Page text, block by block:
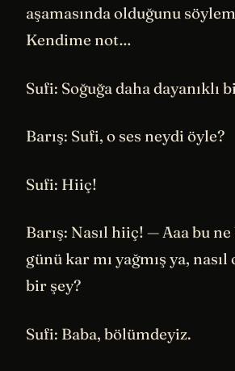
aşamasında olduğunu
Kendime not…
Sufi: Soğuğa daha dayanıklı
Barış: Sufi, o ses neydi öyle?
Sufi: Hiiç!
Barış: Nasıl hiiç! — Aaa bu
günü kar mı yağmış ya,
bir şey?
Sufi: Baba, bölümdeyiz.